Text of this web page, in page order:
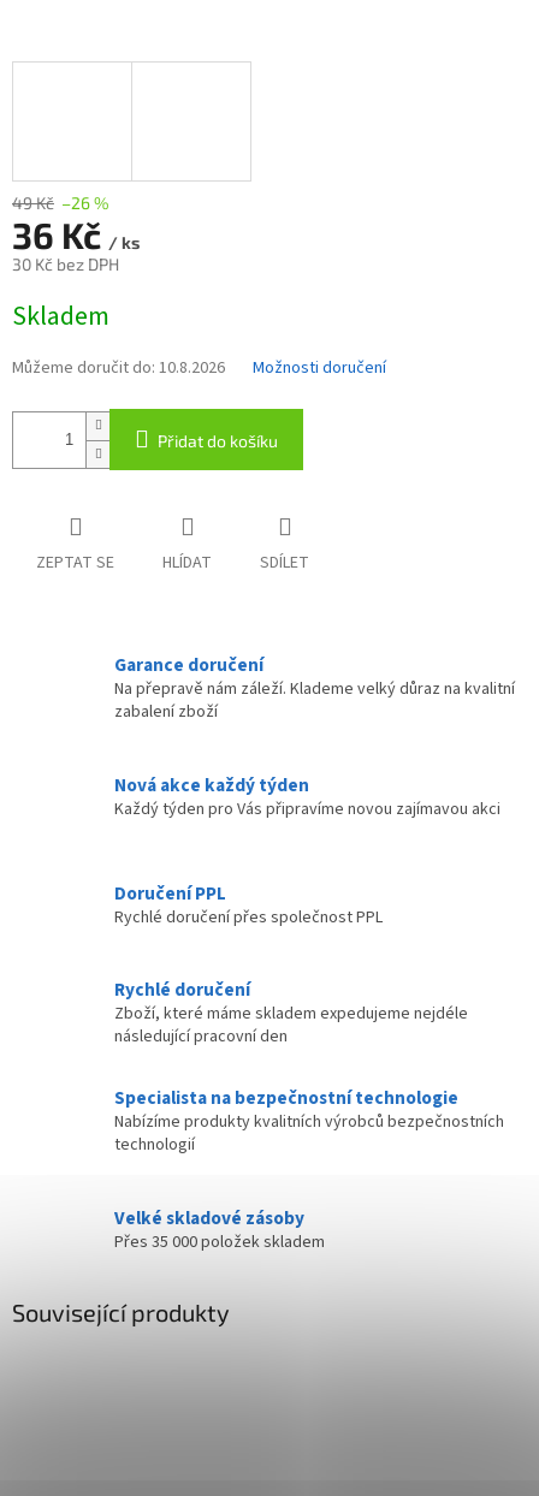
49 Kč –26 %
36 Kč / ks
30 Kč bez DPH
cena:
Skladem
Můžeme doručit do: 10.8.2026 Možnosti doručení
Přidat do košíku
ZEPTAT SE HLÍDAT SDÍLET
Garance doručení
Na přepravě nám záleží. Klademe velký důraz na kvalitní
zabalení zboží
Nová akce každý týden
Každý týden pro Vás připravíme novou zajímavou akci
Doručení PPL
Rychlé doručení přes společnost PPL
Rychlé doručení
Zboží, které máme skladem expedujeme nejdéle
následující pracovní den
Specialista na bezpečnostní technologie
Nabízíme produkty kvalitních výrobců bezpečnostních
technologií
Velké skladové zásoby
Přes 35 000 položek skladem
Související produkty